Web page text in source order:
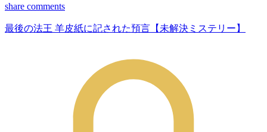
share comments
最後の法王 羊皮紙に記された預言【未解決ミステリー】